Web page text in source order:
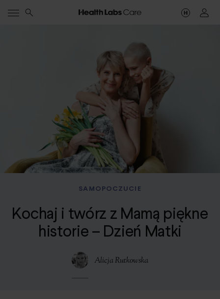
SAMOPOCZUCIE
Kochaj i twórz z Mamą piękne
historie – Dzień Matki
Alicja Rutkowska